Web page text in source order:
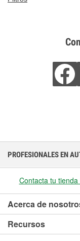
PROFESIONALES EN
Contacta tu tienda
Acerca de
Recursos